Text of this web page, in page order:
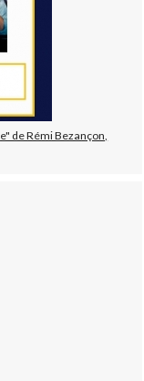
de Rémi Bezançon,